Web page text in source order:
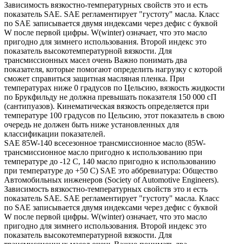
Зависимость вязкостно-температурных свойств это и есть
показатель SAE. SAE регламентирует "густоту" масла. Класс
по SAE записывается двумя индексами через дефис с буквой
W после первой цифры. W(winter) означает, что это масло
пригодно для зимнего использования. Второй индекс это
показатель высокотемпературной вязкости. Для
трансмиссионных масел очень Важно понимать два
показателя, которые помогают определить нагрузку с которой
сможет справиться защитная масляная пленка. При
температурах ниже 0 градусов по Цельсию, вязкость жидкости
по Брукфильду не должна превышать показателя 150 000 сП
(сантипуазов). Кинематическая вязкость определяется при
температуре 100 градусов по Цельсию, этот показатель в свою
очередь не должен быть ниже установленных для
классификации показателей.
SAE 85W-140 всесезонное трансмиссионное масло (85W-
трансмиссионное масло пригодно к использованию при
температуре до -12 С, 140 масло пригодно к использованию
при температуре до +50 С) SAE это аббревиатура: Общество
Автомобильных инженеров (Society of Automotive Engineers).
Зависимость вязкостно-температурных свойств это и есть
показатель SAE. SAE регламентирует "густоту" масла. Класс
по SAE записывается двумя индексами через дефис с буквой
W после первой цифры. W(winter) означает, что это масло
пригодно для зимнего использования. Второй индекс это
показатель высокотемпературной вязкости. Для